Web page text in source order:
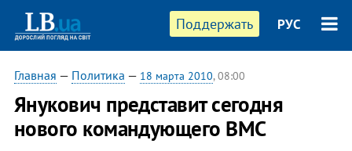
Поддержать РУС
Главная — Политика — 18 марта 2010, 08:00
Янукович представит сегодня
нового командующего ВМС